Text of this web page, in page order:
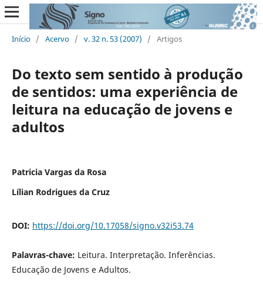
Início / Acervo / v. 32 n. 53 (2007) / Artigos
Do texto sem sentido à produção
de sentidos: uma experiência de
leitura na educação de jovens e
adultos
Patricia Vargas da Rosa
Lílian Rodrigues da Cruz
DOI: https://doi.org/10.17058/signo.v32i53.74
Palavras-chave: Leitura. Interpretação. Inferências.
Educação de Jovens e Adultos.